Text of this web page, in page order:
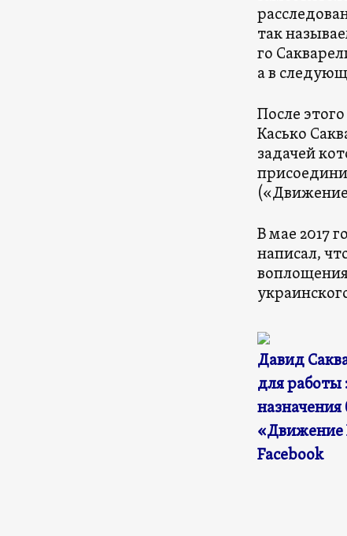
так
го
а в
После
Касько
задачей
В мае 2017
написал,
Давид
для работы
«Движение
Facebook